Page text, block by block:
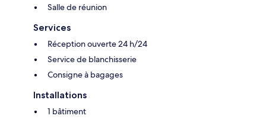
Salle de réunion
Services
Réception ouverte 24 h/24
Service de blanchisserie
Consigne à bagages
Installations
1 bâtiment